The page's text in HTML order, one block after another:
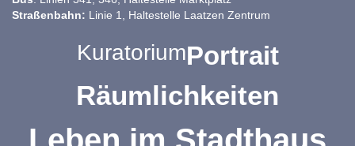
Straßenbahn: Linie 1, Haltestelle Laatzen Zentrum
KuratoriumPortrait
Räumlichkeiten